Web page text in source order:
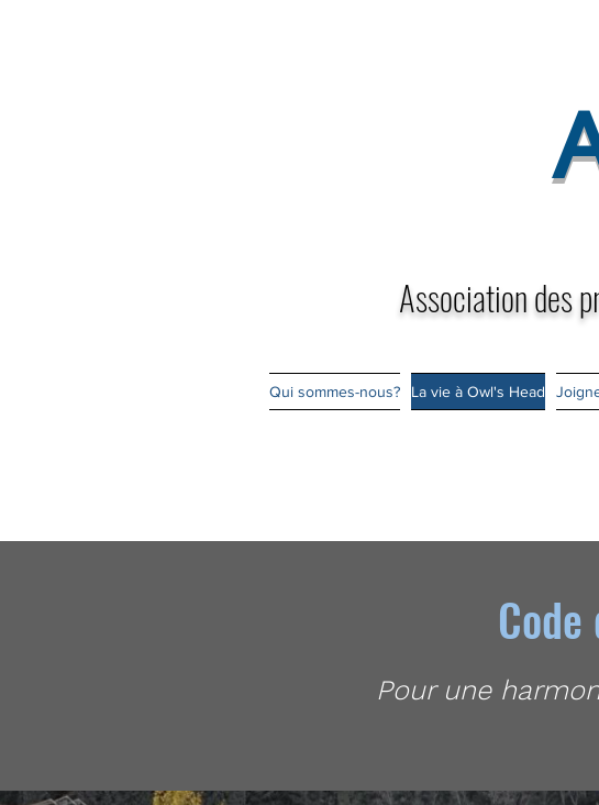
Association des
Qui sommes-nous? La vie à Owl's Head
Pour une